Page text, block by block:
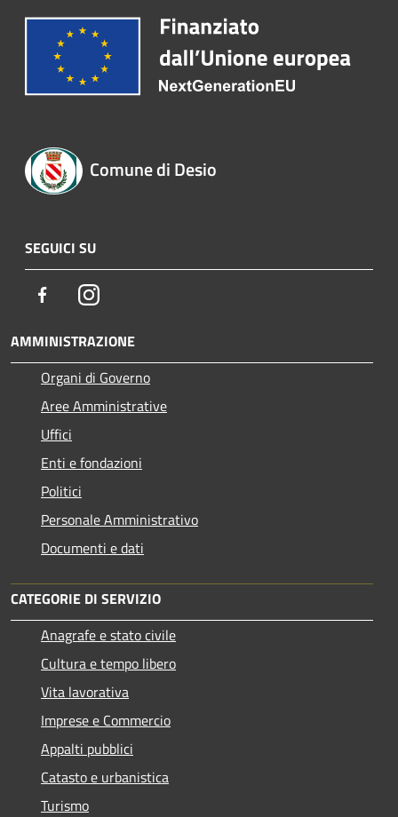
Comune di Desio
SEGUICI SU
FacebookInstagram
AMMINISTRAZIONE
Organi di Governo
Aree Amministrative
Uffici
Enti e fondazioni
Politici
Personale Amministrativo
Documenti e dati
CATEGORIE DI SERVIZIO
Anagrafe e stato civile
Cultura e tempo libero
Vita lavorativa
Imprese e Commercio
Appalti pubblici
Catasto e urbanistica
Turismo